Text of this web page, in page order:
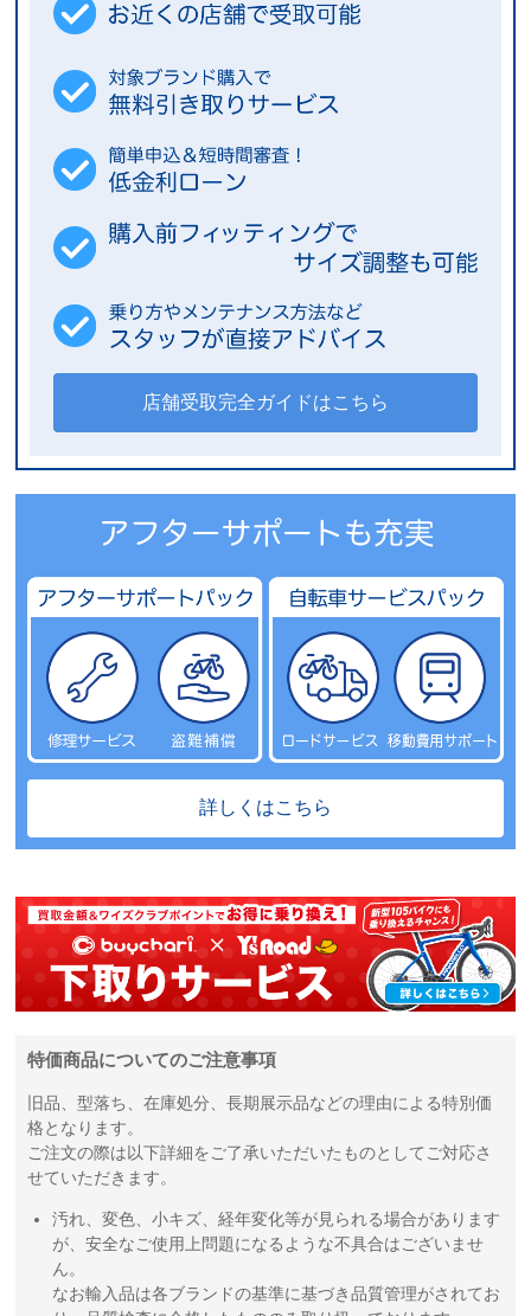
店舗受取完全ガイドはこちら
詳しくはこちら
特価商品についてのご注意事項
旧品、型落ち、在庫処分、長期展示品などの理由による特別価
格となります。
ご注文の際は以下詳細をご了承いただいたものとしてご対応さ
せていただきます。
汚れ、変色、小キズ、経年変化等が見られる場合があります
が、安全なご使用上問題になるような不具合はございませ
ん。
なお輸入品は各ブランドの基準に基づき品質管理がされてお